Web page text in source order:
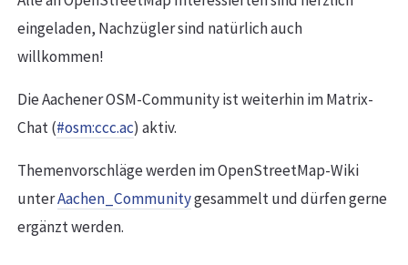
eingeladen, Nachzügler sind natürlich auch
willkommen!
Die Aachener OSM-Community ist weiterhin im Matrix-
Chat (#osm:ccc.ac) aktiv.
Themenvorschläge werden im OpenStreetMap-Wiki
unterAachen_Communitygesammelt und dürfen gerne
ergänzt werden.